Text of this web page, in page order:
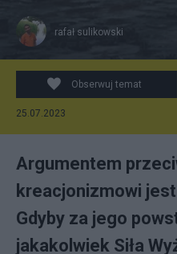
rafał sulikowski
Obserwuj temat
25.07.2023
Argumentem
kreacjonizmowi
Gdyby za jego
jakakolwiek Siła